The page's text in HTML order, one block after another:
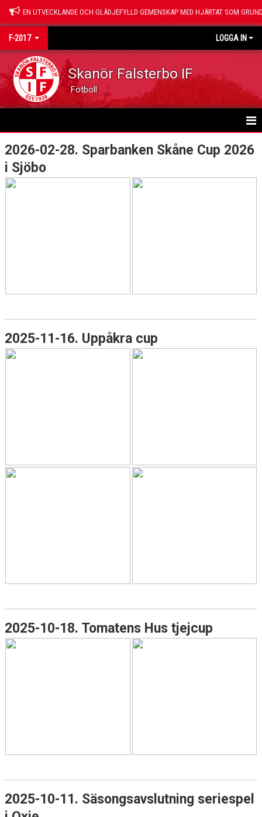
EN UTVECKLANDE OCH GLÄDJEFYLLD GEMENSKAP MED HJÄRTAT SOM
F-2017 LOGGA IN
Skanör Falsterbo IF
Fotboll
HEM
NYHETER
DOKUMENT
KONTAKT
2026-02-28. Sparbanken Skåne Cup 2026
i Sjöbo
2025-11-16. Uppåkra cup
2025-10-18. Tomatens Hus tjejcup
2025-10-11. Säsongsavslutning seriespel